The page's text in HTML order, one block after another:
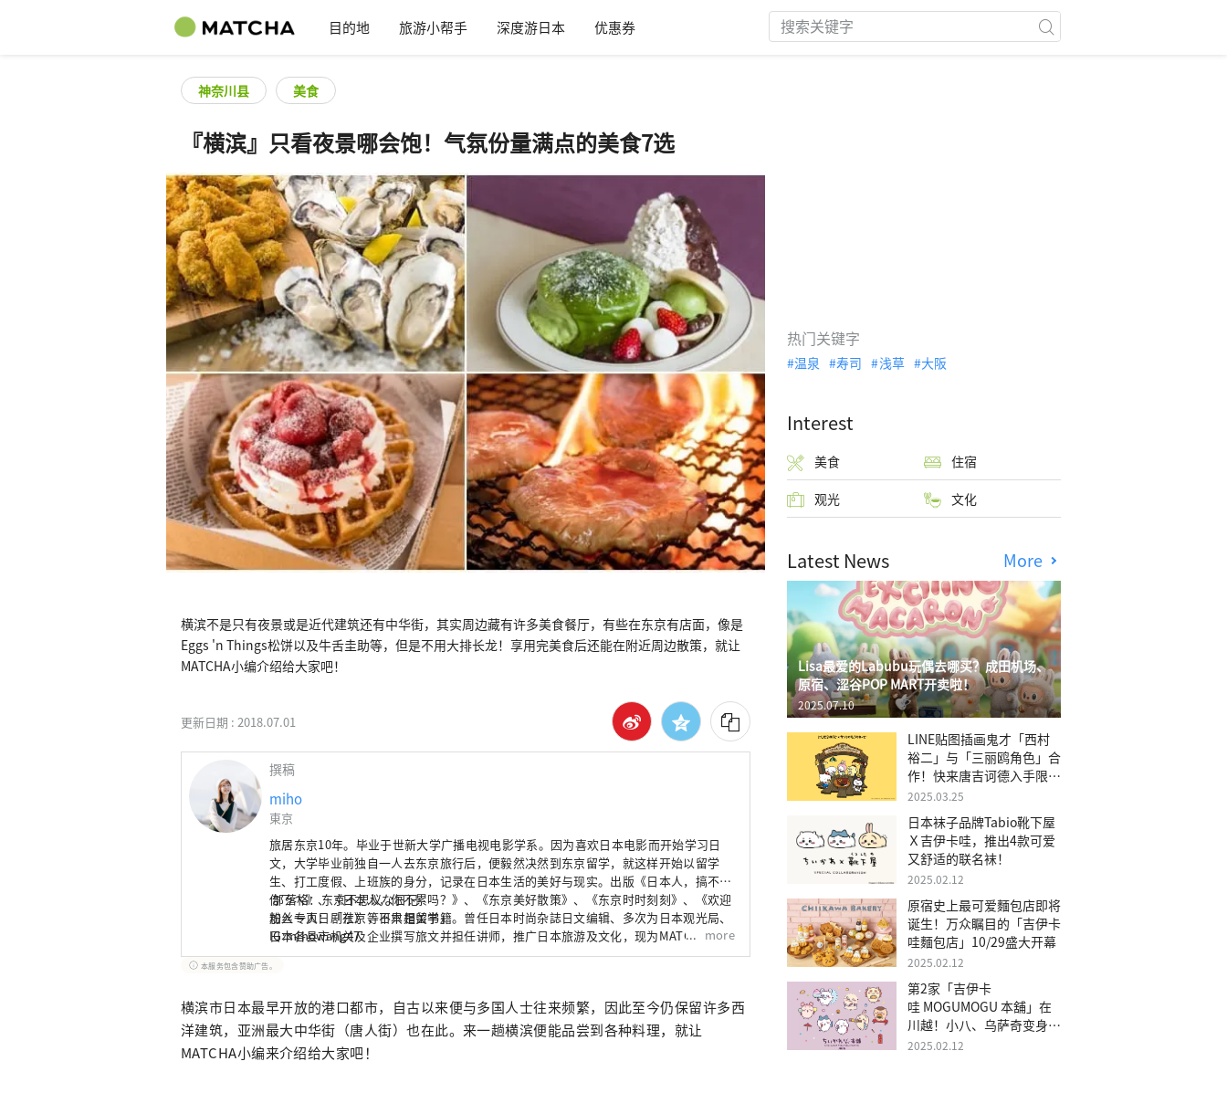
目的地 旅游小帮手 深度游日本 优惠券
神奈川县 美食
『横滨』只看夜景哪会饱！气氛份量满点的美食7选
横滨不是只有夜景或是近代建筑还有中华街，其实周边藏有许多美食餐厅，有些在东京有店面，像是
Eggs 'n Things松饼以及牛舌圭助等，但是不用大排长龙！享用完美食后还能在附近周边散策，就让
MATCHA小编介绍给大家吧！
更新日期 : 2018.07.01
撰稿
miho
東京
旅居东京10年。毕业于世新大学广播电视电影学系。因为喜欢日本电影而开始学习日
文，大学毕业前独自一人去东京旅行后，便毅然决然到东京留学，就这样开始以留学
生、打工度假、上班族的身分，记录在日本生活的美好与现实。出版《日本人，搞不懂
你ㄋㄟ》、《日本人，你不累吗？》、《东京美好散策》、《东京时时刻刻》、《欢迎
加入一人日剧社》等日本相关书籍。曾任日本时尚杂誌日文编辑、多次为日本观光局、
日本各县市机关及企业撰写旅文并担任讲师，推广日本旅游及文化，现为MATCHA繁体
版总编辑。
部落格：东京不思议な日记
粉丝专页：「东京，不只是留学」
IG:mihowang47
more
本服务包含赞助广告。
横滨市日本最早开放的港口都市，自古以来便与多国人士往来频繁，因此至今仍保留许多西
洋建筑，亚洲最大中华街（唐人街）也在此。来一趟横滨便能品尝到各种料理，就让
MATCHA小编来介绍给大家吧！
热门关键字
温泉 寿司 浅草 大阪
Interest
美食 住宿
观光 文化
Latest News More
Lisa最爱的Labubu玩偶去哪买？成田机场、
原宿、涩谷POP MART开卖啦！
2025.07.10
LINE贴图插画鬼才「西村
裕二」与「三丽鸥角色」合
作！快来唐吉诃德入手限量
商品
2025.03.25
日本袜子品牌Tabio靴下屋
Ｘ吉伊卡哇，推出4款可爱
又舒适的联名袜！
2025.02.12
原宿史上最可爱麵包店即将
诞生！万众瞩目的「吉伊卡
哇麵包店」10/29盛大开幕
2025.02.12
第2家「吉伊卡
哇 MOGUMOGU 本舖」在
川越！小八、乌萨奇变身可
爱地瓜！
2025.02.12